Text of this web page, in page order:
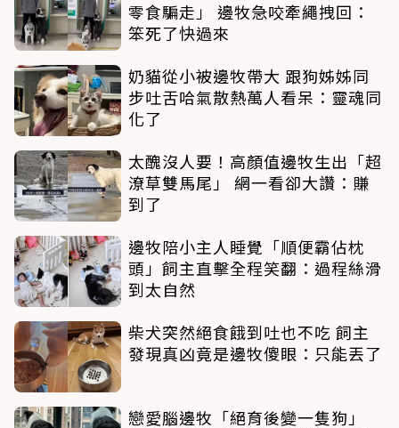
零食騙走」 邊牧急咬牽繩拽回：
笨死了快過來
奶貓從小被邊牧帶大 跟狗姊姊同
步吐舌哈氣散熱萬人看呆：靈魂同
化了
太醜沒人要！高顏值邊牧生出「超
潦草雙馬尾」 網一看卻大讚：賺
到了
邊牧陪小主人睡覺「順便霸佔枕
頭」飼主直擊全程笑翻：過程絲滑
到太自然
柴犬突然絕食餓到吐也不吃 飼主
發現真凶竟是邊牧傻眼：只能丟了
戀愛腦邊牧「絕育後變一隻狗」